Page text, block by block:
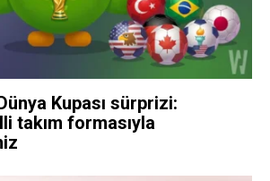
Kupası sürprizi:
takım formasıyla